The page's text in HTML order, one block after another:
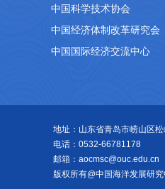
中国科学技术协会
中国经济体制改革研究会
中国国际经济交流中心
地址：山东省青岛市崂山区
电话：0532-66781178
邮箱：aocmsc@ouc.edu.cn
版权所有@中国海洋发展研